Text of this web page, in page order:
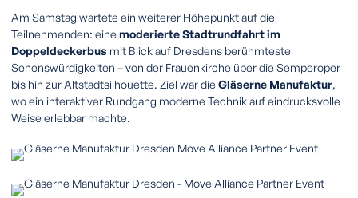
Am Samstag wartete ein weiterer Höhepunkt auf die
Teilnehmenden: einemoderierte Stadtrundfahrt im
Doppeldeckerbus mit Blick auf Dresdens berühmteste
Sehenswürdigkeiten – von der Frauenkirche über die Semperoper
bis hin zur Altstadtsilhouette. Ziel war dieGläserne Manufaktur,
wo ein interaktiver Rundgang moderne Technik auf eindrucksvolle
Weise erlebbar machte.